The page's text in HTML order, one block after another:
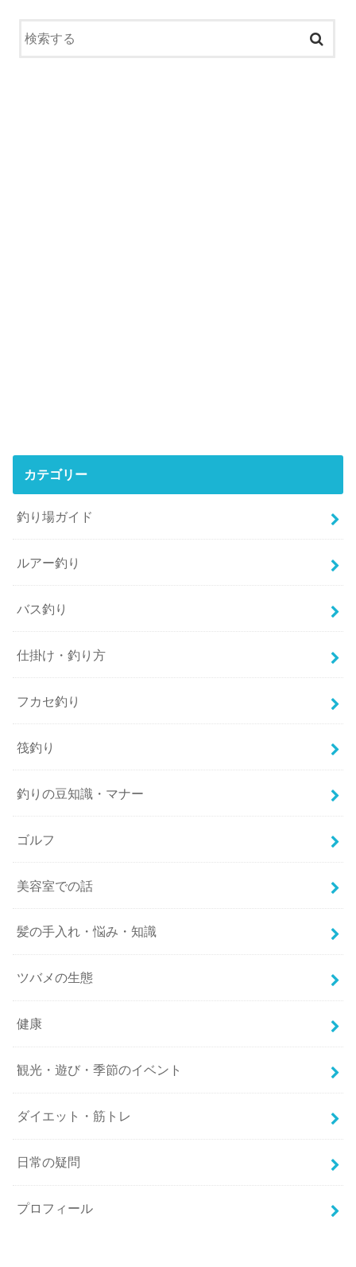
カテゴリー
釣り場ガイド
ルアー釣り
バス釣り
仕掛け・釣り方
フカセ釣り
筏釣り
釣りの豆知識・マナー
ゴルフ
美容室での話
髪の手入れ・悩み・知識
ツバメの生態
健康
観光・遊び・季節のイベント
ダイエット・筋トレ
日常の疑問
プロフィール